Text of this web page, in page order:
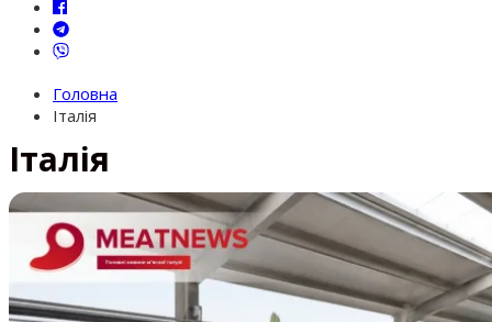
Головна
Італія
Італія